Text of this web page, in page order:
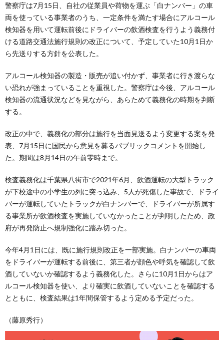
警察庁は7月15日、自社の従業員や荷物を運ぶ「白ナンバー」の車
両を使っている事業者のうち、一定条件を満たす場合にアルコール
検知器を用いて運転前後にドライバーの飲酒検査を行うよう義務付
ける道路交通法施行規則の改正について、予定していた10月1日か
ら先送りする方針を公表した。
アルコール検知器の製造・販売が追い付かず、事業者に行き渡らな
い恐れが強まっていることを重視した。警察庁は今後、アルコール
検知器の流通状況などを見ながら、あらためて義務化の時期を判断
する。
改正の中で、義務化の部分は施行を当面見送るよう変更する案を発
表、7月15日に国民から意見を募るパブリックコメントを開始し
た。期間は8月14日の午前零時まで。
検査義務化は千葉県八街市で2021年6月、飲酒運転の大型トラック
が下校途中の小学生の列に突っ込み、5人が死傷した事故で、ドライ
バーが運転していたトラックが白ナンバーで、ドライバーが所属す
る事業所が飲酒検査を実施していなかったことが判明したため、政
府が再発防止へ規制強化に踏み切った。
今年4月1日には、既に施行規則改正を一部実施。白ナンバーの車両
をドライバーが運転する前後に、第三者が顔色や呼気を確認して飲
酒していないか確認するよう義務化した。さらに10月1日からはア
ルコール検知器を使い、より確実に飲酒していないことを確認する
とともに、検査結果は1年間保管するよう定める予定だった。
（藤原秀行）